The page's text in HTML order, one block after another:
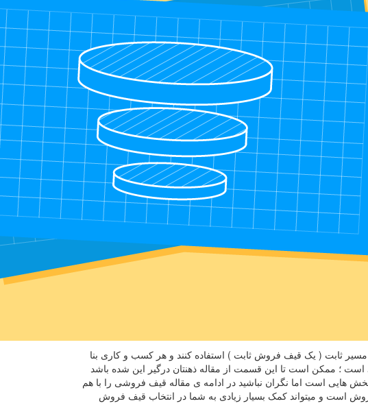
ثابت ( یک قیف فروش ثابت ) استفاده کنند و هر کسب و کاری بنا
است ؛ ممکن است تا این قسمت از مقاله ذهنتان درگیر این شده باشد
است اما نگران نباشید در ادامه ی مقاله قیف فروشی را با هم
است و میتواند کمک بسیار زیادی به شما در انتخاب قیف فروش